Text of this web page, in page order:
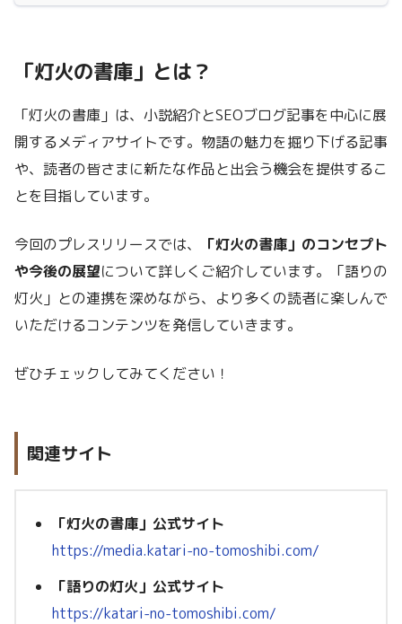
「灯火の書庫」とは？
「灯火の書庫」は、小説紹介とSEOブログ記事を中心に展
開するメディアサイトです。物語の魅力を掘り下げる記事
や、読者の皆さまに新たな作品と出会う機会を提供するこ
とを目指しています。
今回のプレスリリースでは、
「灯火の書庫」のコンセプト
や今後の展望について詳しくご紹介しています。「語りの
灯火」との連携を深めながら、より多くの読者に楽しんで
いただけるコンテンツを発信していきます。
ぜひチェックしてみてください！
関連サイト
「灯火の書庫」公式サイト
https://media.katari-no-tomoshibi.com/
「語りの灯火」公式サイト
https://katari-no-tomoshibi.com/